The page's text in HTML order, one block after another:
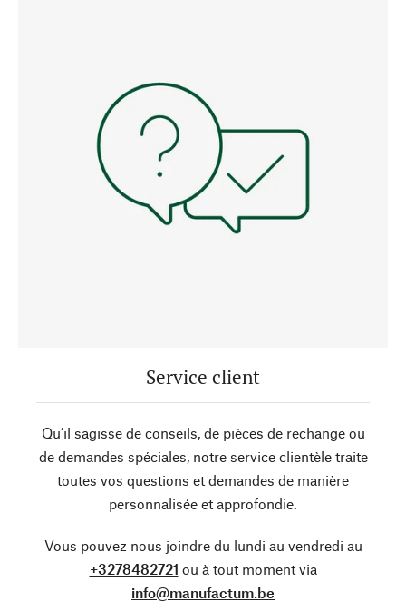
Service client
Qu’il sagisse de conseils, de pièces de rechange ou
de demandes spéciales, notre service clientèle traite
toutes vos questions et demandes de manière
personnalisée et approfondie.
Vous pouvez nous joindre du lundi au vendredi au
+3278482721 ou à tout moment via
info@manufactum.be